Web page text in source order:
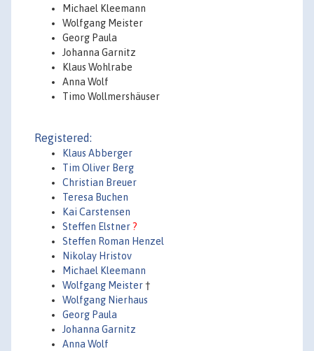
Michael Kleemann
Wolfgang Meister
Georg Paula
Johanna Garnitz
Klaus Wohlrabe
Anna Wolf
Timo Wollmershäuser
Registered:
Klaus Abberger
Tim Oliver Berg
Christian Breuer
Teresa Buchen
Kai Carstensen
Steffen Elstner ?
Steffen Roman Henzel
Nikolay Hristov
Michael Kleemann
Wolfgang Meister†
Wolfgang Nierhaus
Georg Paula
Johanna Garnitz
Anna Wolf